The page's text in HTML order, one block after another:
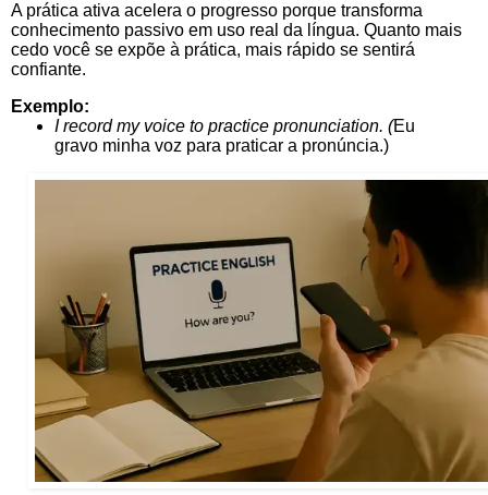
A prática ativa acelera o progresso porque transforma
conhecimento passivo em uso real da língua. Quanto mais
cedo você se expõe à prática, mais rápido se sentirá
confiante.
Exemplo:
I record my voice to practice pronunciation. (Eu
gravo minha voz para praticar a pronúncia.)